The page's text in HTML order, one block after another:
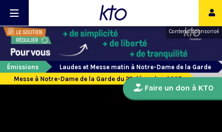
Contenu sponsorisé
Émissions
Laudes et Messe matin à Notre-Dame de la Garde
Messe à Notre-Dame de la Garde du 22 décembre 2025
Faire un don à KTO